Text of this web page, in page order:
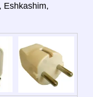
Eshkashim,